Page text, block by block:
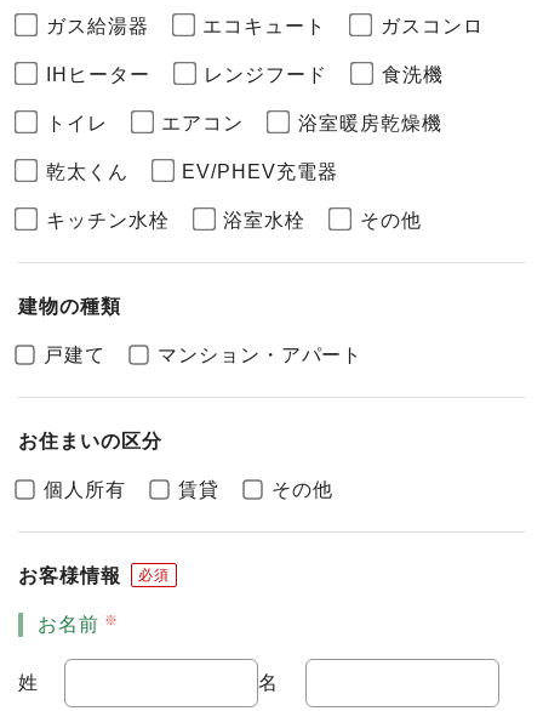
ガス給湯器 エコキュート ガスコンロ
IHヒーター レンジフード 食洗機
トイレ エアコン 浴室暖房乾燥機
乾太くん EV/PHEV充電器
キッチン水栓 浴室水栓 その他
建物の種類
戸建て マンション・アパート
お住まいの区分
個人所有 賃貸 その他
お客様情報 必須
お名前
姓 名